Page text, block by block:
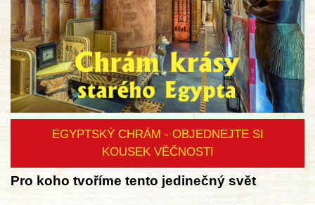
EGYPTSKÝ CHRÁM - OBJEDNEJTE SI
KOUSEK VĚČNOSTI
Pro koho tvoříme tento jedinečný svět